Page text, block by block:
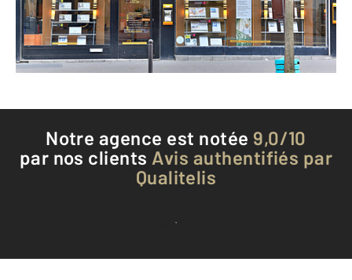
Envoyer un message
Téléphoner à l'agence
Notre agence est notée 9,0/10
par nos clients Avis authentifiés par
Qualitelis
Voir tous les avis clients